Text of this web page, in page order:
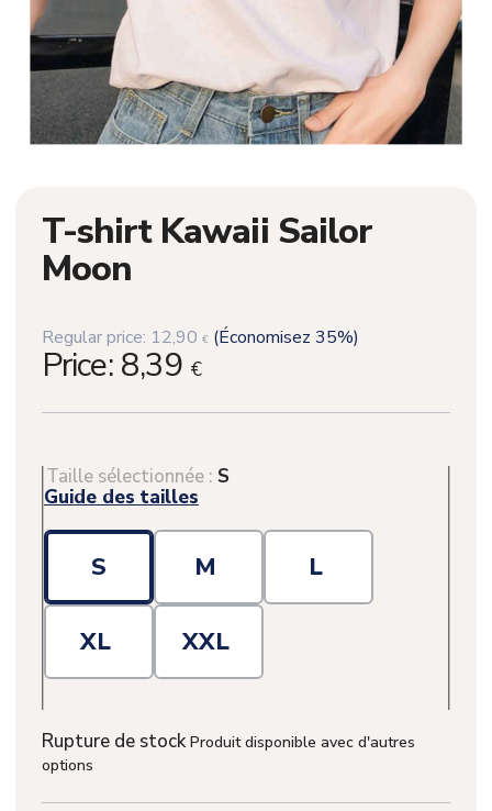
T-shirt Kawaii Sailor
Moon
Regular price: 12,90 € (Économisez 35%)
Price: 8,39 €
Taille sélectionnée : S
Guide des tailles
S M L
XL XXL
Rupture de stock Produit disponible avec d'autres
options